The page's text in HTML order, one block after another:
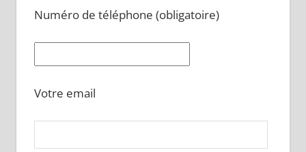
Numéro de téléphone (obligatoire)
Votre email